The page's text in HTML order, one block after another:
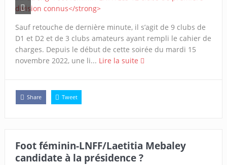
Sauf retouche de dernière minute, il s’agit de 9 clubs de
D1 et D2 et de 3 clubs amateurs ayant rempli le cahier de
charges. Depuis le début de cette soirée du mardi 15
novembre 2022, une li... Lire la suite
Share Tweet
Foot féminin-LNFF/Laetitia Mebaley
candidate à la présidence ?